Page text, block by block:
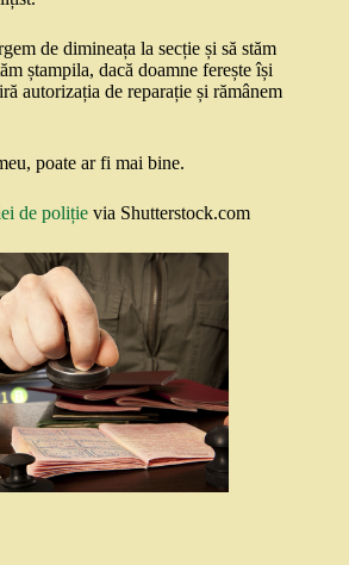
de dimineața la secție și să stăm
ștampila, dacă doamne ferește își
autorizația de reparație și rămânem
poate ar fi mai bine.
de poliție via Shutterstock.com